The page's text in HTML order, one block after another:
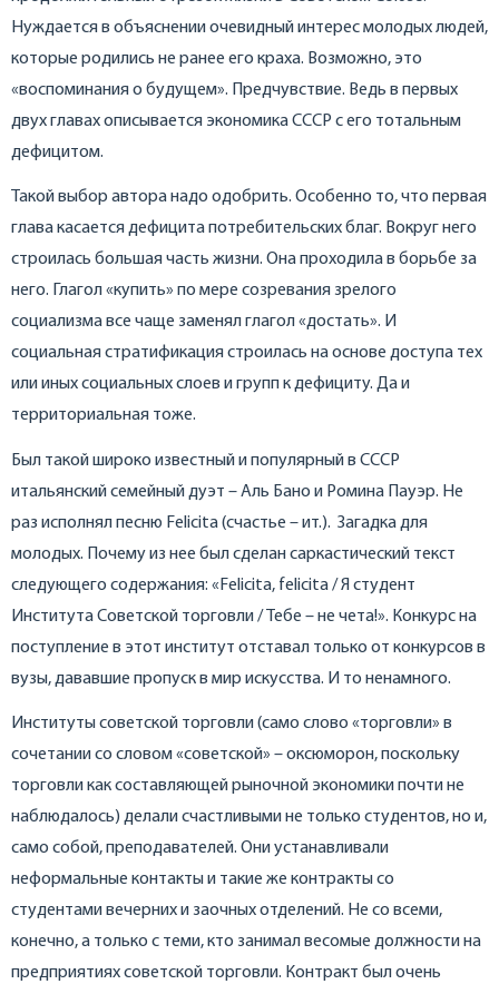
Нуждается в объяснении очевидный интерес молодых людей,
которые родились не ранее его краха. Возможно, это
«воспоминания о будущем». Предчувствие. Ведь в первых
двух главах описывается экономика СССР с его тотальным
дефицитом.
Такой выбор автора надо одобрить. Особенно то, что первая
глава касается дефицита потребительских благ. Вокруг него
строилась большая часть жизни. Она проходила в борьбе за
него. Глагол «купить» по мере созревания зрелого
социализма все чаще заменял глагол «достать». И
социальная стратификация строилась на основе доступа тех
или иных социальных слоев и групп к дефициту. Да и
территориальная тоже.
Был такой широко известный и популярный в СССР
итальянский семейный дуэт – Аль Бано и Ромина Пауэр. Не
раз исполнял песню Felicita (счастье – ит.). Загадка для
молодых. Почему из нее был сделан саркастический текст
следующего содержания: «Felicita, felicita / Я студент
Института Советской торговли / Тебе – не чета!». Конкурс на
поступление в этот институт отставал только от конкурсов в
вузы, дававшие пропуск в мир искусства. И то ненамного.
Институты советской торговли (само слово «торговли» в
сочетании со словом «советской» – оксюморон, поскольку
торговли как составляющей рыночной экономики почти не
наблюдалось) делали счастливыми не только студентов, но и,
само собой, преподавателей. Они устанавливали
неформальные контакты и такие же контракты со
студентами вечерних и заочных отделений. Не со всеми,
конечно, а только с теми, кто занимал весомые должности на
предприятиях советской торговли. Контракт был очень